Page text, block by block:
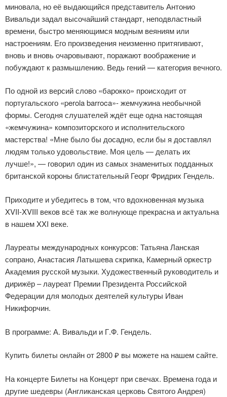
миновала, но её выдающийся представитель Антонио
Вивальди задал высочайший стандарт, неподвластный
времени, быстро меняющимся модным веяниям или
настроениям. Его произведения неизменно притягивают,
вновь и вновь очаровывают, поражают воображение и
побуждают к размышлению. Ведь гений — категория вечного.
По одной из версий слово «барокко» происходит от
португальского «perola barroca»- жемчужина необычной
формы. Сегодня слушателей ждёт еще одна настоящая
«жемчужина» композиторского и исполнительского
мастерства! «Мне было бы досадно, если бы я доставлял
людям только удовольствие. Моя цель — делать их
лучше!», — говорил один из самых знаменитых подданных
британской короны блистательный Георг Фридрих Гендель.
Приходите и убедитесь в том, что вдохновенная музыка
XVII-XVIII веков всё так же волнующе прекрасна и актуальна
в нашем XXI веке.
Лауреаты международных конкурсов: Татьяна Ланская
сопрано, Анастасия Латышева скрипка, Камерный оркестр
Академия русской музыки. Художественный руководитель и
дирижёр – лауреат Премии Президента Российской
Федерации для молодых деятелей культуры Иван
Никифорчин.
В программе: А. Вивальди и Г.Ф. Гендель.
Купить билеты онлайн от 2800 ₽ вы можете на нашем сайте.
На концерте Билеты на Концерт при свечах. Времена года и
другие шедевры (Англиканская церковь Святого Андрея)